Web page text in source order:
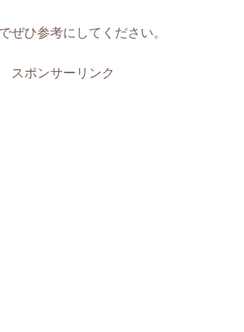
ぜひ参考にしてください。
スポンサーリンク